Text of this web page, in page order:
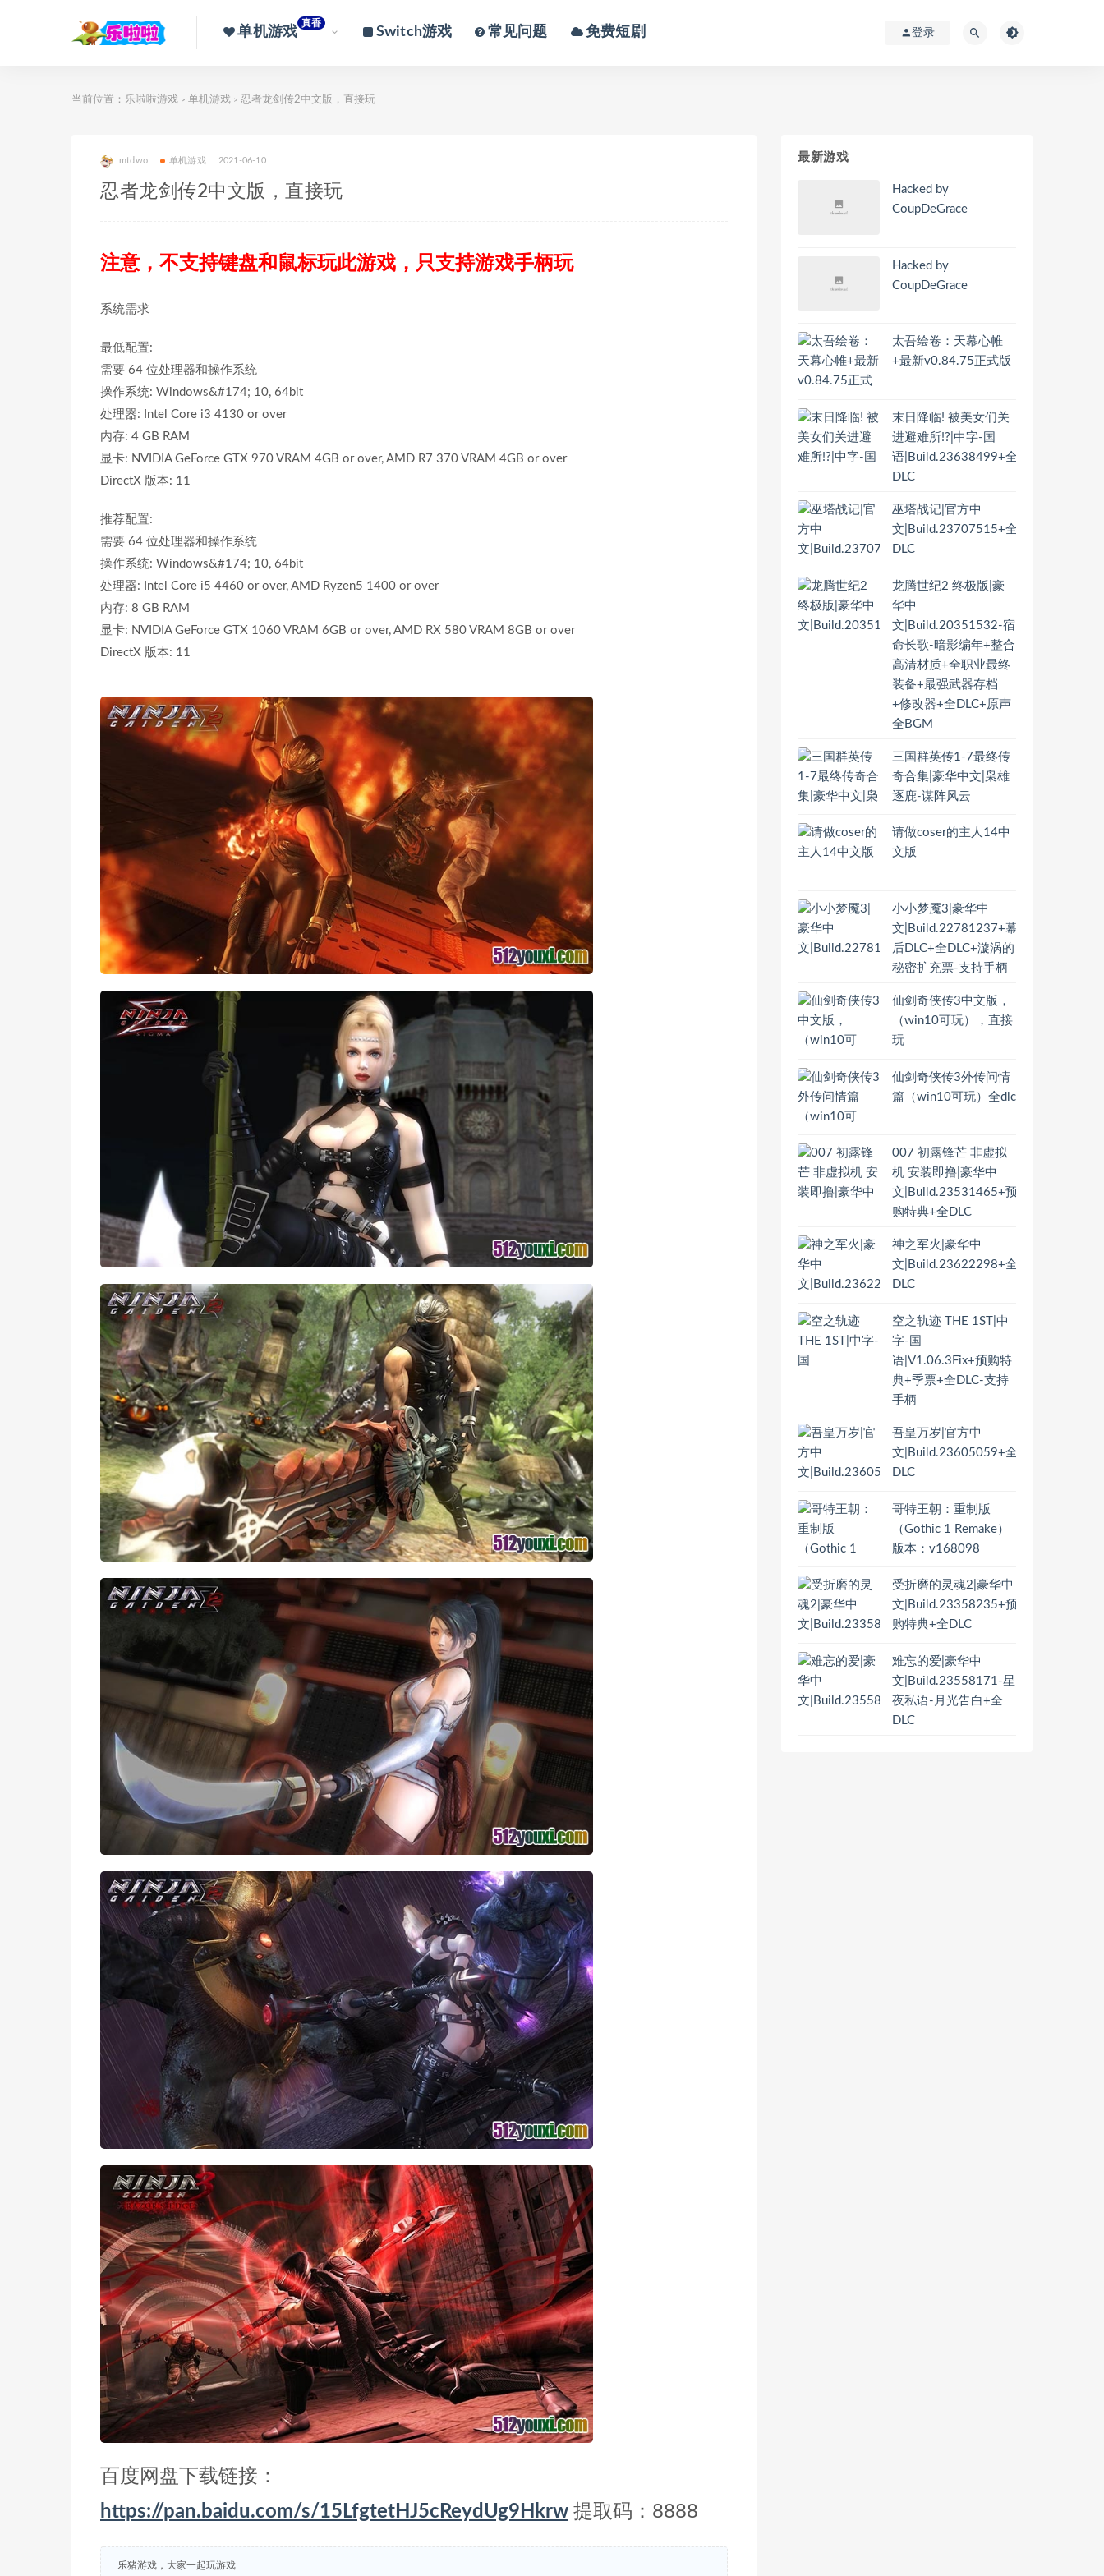
单机游戏
真香
Switch游戏 常见问题 免费短剧 登录
当前位置： 乐啦啦游戏 > 单机游戏 > 忍者龙剑传2中文版，直接玩
mtdwo 单机游戏 2021-06-10
忍者龙剑传2中文版，直接玩
注意，不支持键盘和鼠标玩此游戏，只支持游戏手柄玩
系统需求
最低配置:
需要 64 位处理器和操作系统
操作系统: Windows&#174; 10, 64bit
处理器: Intel Core i3 4130 or over
内存: 4 GB RAM
显卡: NVIDIA GeForce GTX 970 VRAM 4GB or over, AMD R7 370 VRAM 4GB or over
DirectX 版本: 11
推荐配置:
需要 64 位处理器和操作系统
操作系统: Windows&#174; 10, 64bit
处理器: Intel Core i5 4460 or over, AMD Ryzen5 1400 or over
内存: 8 GB RAM
显卡: NVIDIA GeForce GTX 1060 VRAM 6GB or over, AMD RX 580 VRAM 8GB or over
DirectX 版本: 11
百度网盘下载链接：
https://pan.baidu.com/s/15LfgtetHJ5cReydUg9Hkrw 提取码：8888
乐猪游戏，大家一起玩游戏
最新游戏
Hacked by
CoupDeGrace
Hacked by
CoupDeGrace
太吾绘卷：天幕心帷
+最新v0.84.75正式版
末日降临! 被美女们关
进避难所!?|中字-国
语|Build.23638499+全
DLC
巫塔战记|官方中
文|Build.23707515+全
DLC
龙腾世纪2 终极版|豪
华中
文|Build.20351532-宿
命长歌-暗影编年+整合
高清材质+全职业最终
装备+最强武器存档
+修改器+全DLC+原声
全BGM
三国群英传1-7最终传
奇合集|豪华中文|枭雄
逐鹿-谋阵风云
请做coser的主人14中
文版
小小梦魇3|豪华中
文|Build.22781237+幕
后DLC+全DLC+漩涡的
秘密扩充票-支持手柄
仙剑奇侠传3中文版，
（win10可玩），直接
玩
仙剑奇侠传3外传问情
篇（win10可玩）全dlc
007 初露锋芒 非虚拟
机 安装即撸|豪华中
文|Build.23531465+预
购特典+全DLC
神之军火|豪华中
文|Build.23622298+全
DLC
空之轨迹 THE 1ST|中
字-国
语|V1.06.3Fix+预购特
典+季票+全DLC-支持
手柄
吾皇万岁|官方中
文|Build.23605059+全
DLC
哥特王朝：重制版
（Gothic 1 Remake）
版本：v168098
受折磨的灵魂2|豪华中
文|Build.23358235+预
购特典+全DLC
难忘的爱|豪华中
文|Build.23558171-星
夜私语-月光告白+全
DLC